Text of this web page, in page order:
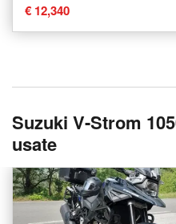
€ 12,340
Suzuki V-Strom
usate